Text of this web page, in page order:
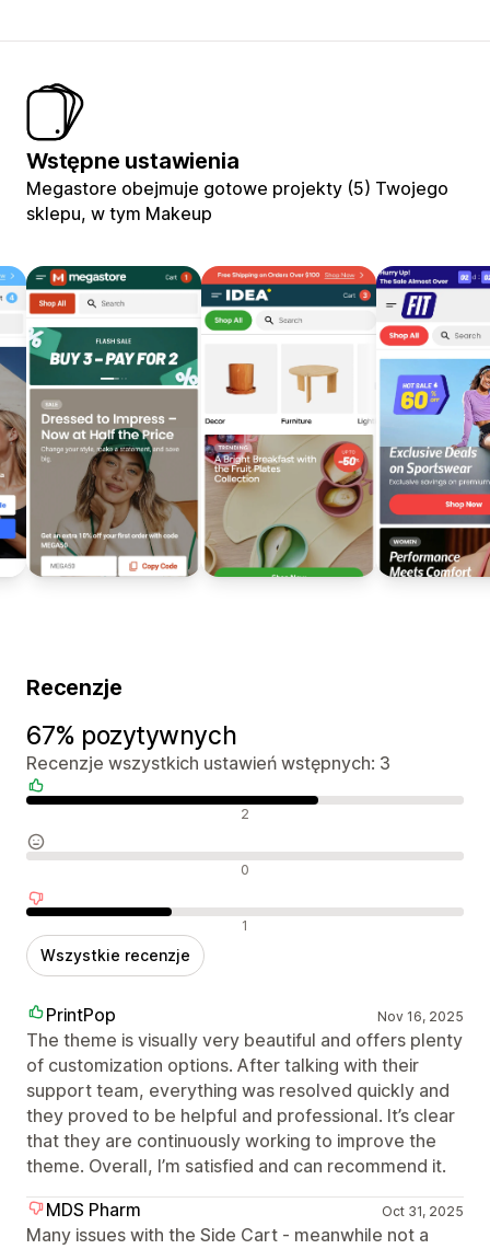
Wstępne ustawienia
Megastore obejmuje gotowe projekty (5) Twojego
sklepu, w tym Makeup
Recenzje
67% pozytywnych
Recenzje wszystkich ustawień wstępnych: 3
2
0
1
Wszystkie recenzje
PrintPop Nov 16, 2025
The theme is visually very beautiful and offers plenty
of customization options. After talking with their
support team, everything was resolved quickly and
they proved to be helpful and professional. It’s clear
that they are continuously working to improve the
theme. Overall, I’m satisfied and can recommend it.
MDS Pharm
Oct 31, 2025
Many issues with the Side Cart - meanwhile not a